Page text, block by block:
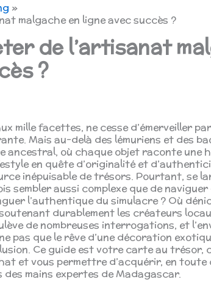
malgache en ligne avec succès ?
de l’artisanat
?
mille facettes, ne cesse d’émerveiller
Mais au-delà des lémuriens et des
où chaque objet raconte une
en quête d’originalité et
inépuisable de trésors. Pourtant, se
sembler aussi complexe que de
l’authentique du simulacre ? Où
durablement les créateurs
de nombreuses interrogations, et
pas que le rêve d’une décoration
Ce guide est votre carte au trésor,
et vous permettre d’acquérir, en toute
mains expertes de Madagascar.